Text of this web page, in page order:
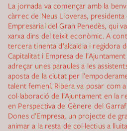
La jornada va començar amb la
càrrec de Neus Lloveras,
Empresarial del Gran Penedès, qui
xarxa dins del teixit econòmic. A
tercera tinenta d’alcaldia i regidora
Capitalitat i Empresa de
adreçar unes paraules a les
aposta de la ciutat per
talent femení. Ribera va posar com
col·laboració de l’Ajuntament en la
en Perspectiva de Gènere del
Dones d’Empresa, un projecte de
animar a la resta de col·lectius a